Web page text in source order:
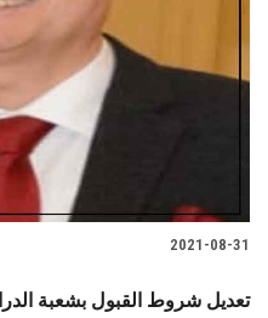
2021-08-31
تعديل شروط القبول بشعبة